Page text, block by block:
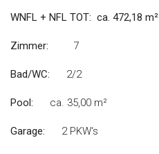
WNFL + NFL TOT: ca. 472,18 m²
Zimmer: 7
Bad/WC: 2/2
Pool: ca. 35,00 m²
Garage: 2 PKW‘s